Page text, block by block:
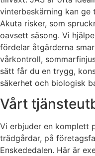
vinterbeskärning kan
Akuta risker, som
oavsett säsong. Vi
fördelar åtgärderna
vårkontroll,
sätt får du en trygg,
säkerhet och biologisk
Vårt
Vi erbjuder en komplett
trädgårdar, på
Enskededalen. Här är